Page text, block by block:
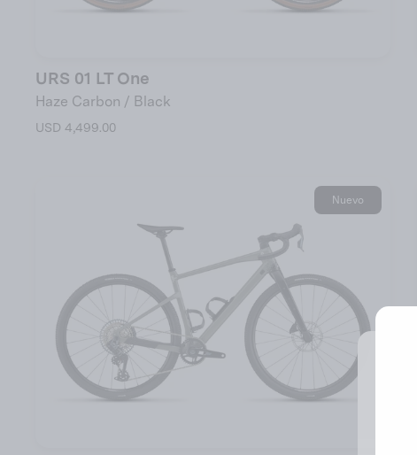
URS 01 LT One
Haze Carbon / Black
USD 4,499.00
Nuevo